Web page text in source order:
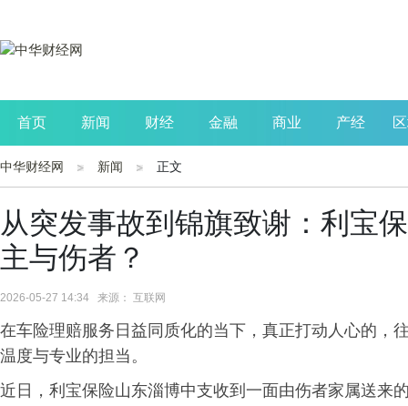
首页 新闻 财经 金融 商业 产经
公司 生活 读书
中华财经网 新闻 正文
从突发事故到锦旗致谢：利宝
主与伤者？
2026-05-27 14:34 来源： 互联网
在车险理赔服务日益同质化的当下，真正打动人心的，
温度与专业的担当。
近日，利宝保险山东淄博中支收到一面由伤者家属送来